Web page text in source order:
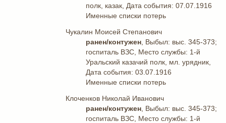
полк, казак, Дата события: 07.07.1916
Именные списки потерь
Чукалин Моисей Степанович
ранен/контужен , Выбыл: выс. 345-373;
госпиталь ВЗС, Место службы: 1-й
Уральский казачий полк, мл. урядник,
Дата события: 03.07.1916
Именные списки потерь
Клоченков Николай Иванович
ранен/контужен , Выбыл: выс. 345-373;
госпиталь ВЗС, Место службы: 1-й